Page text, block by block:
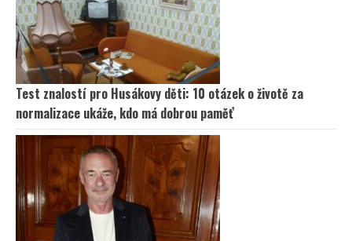
Test znalostí pro Husákovy děti: 10 otázek o životě za
normalizace ukáže, kdo má dobrou paměť